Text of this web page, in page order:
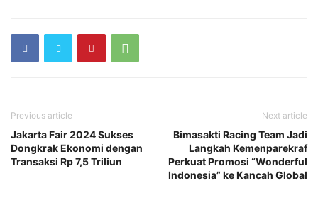
Previous article
Jakarta Fair 2024 Sukses
Dongkrak Ekonomi dengan
Transaksi Rp 7,5 Triliun
Next article
Bimasakti Racing Team Jadi
Langkah Kemenparekraf
Perkuat Promosi “Wonderful
Indonesia” ke Kancah Global